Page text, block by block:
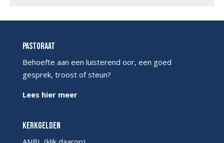
Pastoraat
Behoefte aan een luisterend oor, een goed
gesprek, troost of steun?
Lees hier meer
Kerkgelden